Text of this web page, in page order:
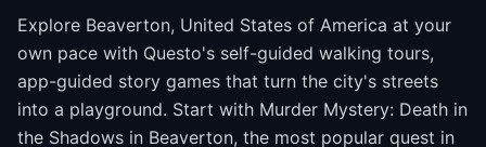
Explore Beaverton, United States of America at your
own pace with Questo's self-guided walking tours,
app-guided story games that turn the city's streets
into a playground. Start with Murder Mystery: Death in
the Shadows in Beaverton, the most popular quest in